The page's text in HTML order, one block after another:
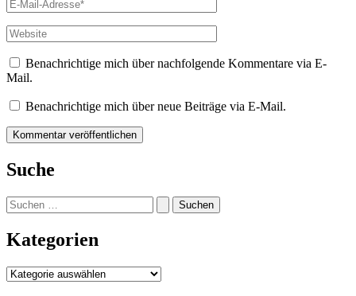
Mail-
Adresse*
Website
Benachrichtige mich über nachfolgende Kommentare via E-
Mail.
Benachrichtige mich über neue Beiträge via E-Mail.
Suche
Suchen
nach:
Kategorien
Kategorien